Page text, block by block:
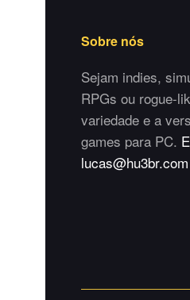
Sobre nós
Sejam indies,
RPGs ou rogue-
variedade e a
games para PC.
lucas@hu3br.com